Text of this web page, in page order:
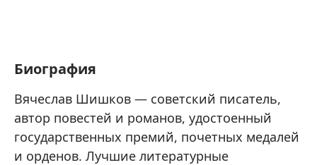
Биография
Вячеслав Шишков — советский писатель,
автор повестей и романов, удостоенный
государственных премий, почетных медалей
и орденов. Лучшие литературные